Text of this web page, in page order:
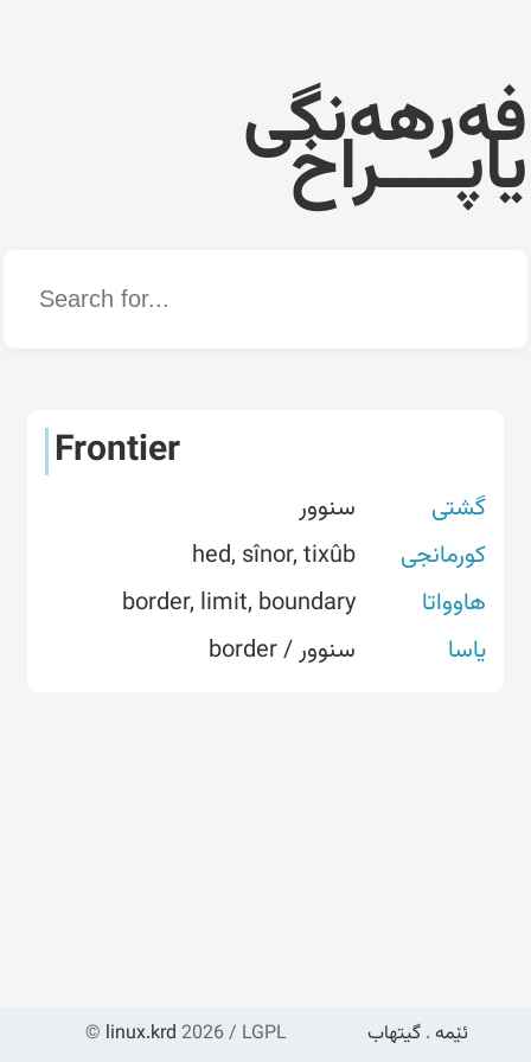
فەرهەنگی
یاپــــراخ
Word
Frontier
گشتی
سنوور
کورمانجی
hed, sînor, tixûb
هاوواتا
border, limit, boundary
یاسا
سنوور / border
© linux.krd 2026 / LGPL ئێمە . گیتهاب